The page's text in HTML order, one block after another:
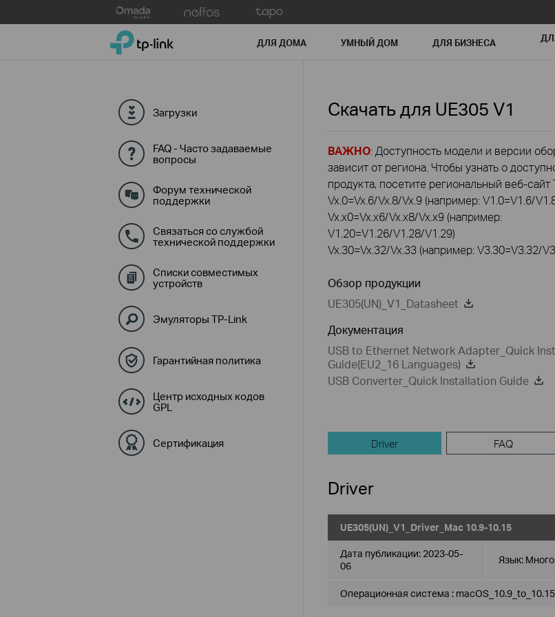
to
TP-Link, Reliably Smart ДЛЯ ДОМА УМНЫЙ ДОМ ДЛЯ БИЗНЕСА
Загрузки
FAQ - Часто задаваемые
вопросы
Форум технической
поддержки
Связаться со службой
технической поддержки
Списки совместимых
устройств
Эмуляторы TP-Link
Гарантийная политика
Центр исходных кодов
GPL
Сертификация
Скачать для UE305 V1
ВАЖНО: Доступность модели и версии
зависит от региона. Чтобы узнать о
продукта, посетите региональный веб-сайт
Vx.0=Vx.6/Vx.8/Vx.9 (например: V1.0=V1.6/
Vx.x0=Vx.x6/Vx.x8/Vx.x9 (например:
V1.20=V1.26/V1.28/V1.29)
Vx.30=Vx.32/Vx.33 (например: V3.30=V3.32/
Обзор продукции
UE305(UN)_V1_Datasheet
Документация
USB to Ethernet Network Adapter_Quick
Guide(EU2_16 Languages)
USB Converter_Quick Installation Guide
Driver FAQ
Driver
UE305(UN)_V1_Driver_Mac 10.9-10.15
Дата публикации: 2023-05-
06
Язык:
Операционная система : macOS_10.9_to_10.15